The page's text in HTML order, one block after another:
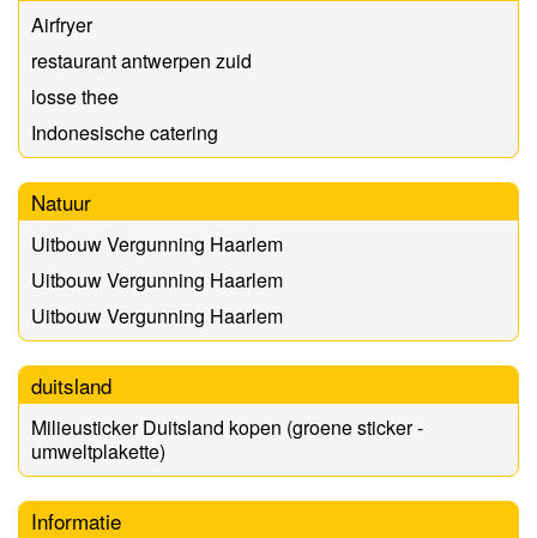
Airfryer
restaurant antwerpen zuid
losse thee
Indonesische catering
Natuur
Uitbouw Vergunning Haarlem
Uitbouw Vergunning Haarlem
Uitbouw Vergunning Haarlem
duitsland
Milieusticker Duitsland kopen (groene sticker -
umweltplakette)
Informatie